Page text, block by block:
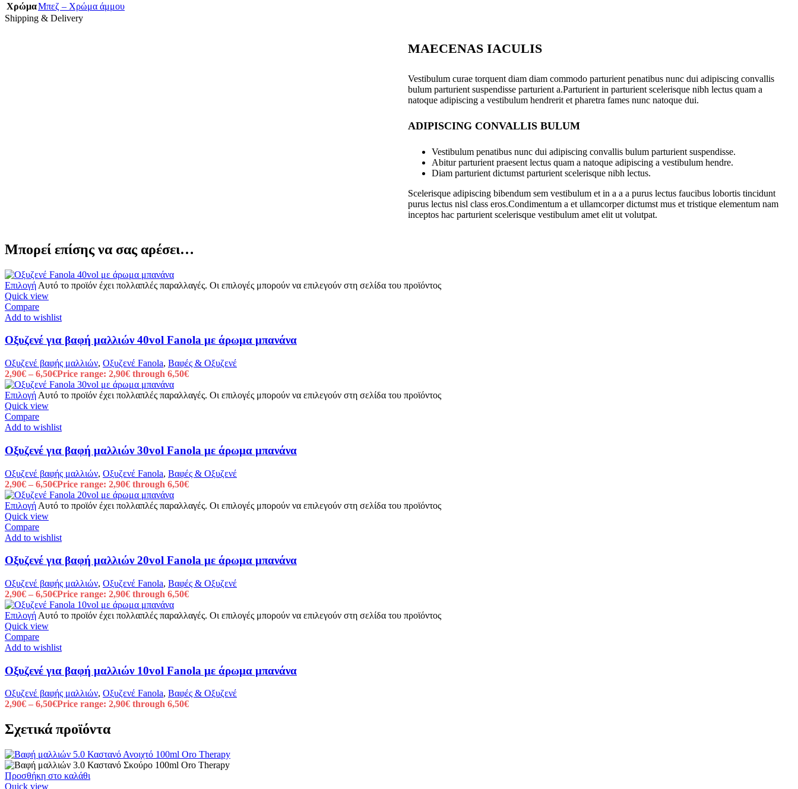
ΧρώμαΜπεζ – Χρώμα άμμου
Shipping & Delivery
MAECENAS IACULIS
Vestibulum curae torquent diam diam commodo parturient penatibus nunc dui adipiscing convallis
bulum parturient suspendisse parturient a.Parturient in parturient scelerisque nibh lectus quam a
natoque adipiscing a vestibulum hendrerit et pharetra fames nunc natoque dui.
ADIPISCING CONVALLIS BULUM
Vestibulum penatibus nunc dui adipiscing convallis bulum parturient suspendisse.
Abitur parturient praesent lectus quam a natoque adipiscing a vestibulum hendre.
Diam parturient dictumst parturient scelerisque nibh lectus.
Scelerisque adipiscing bibendum sem vestibulum et in a a a purus lectus faucibus lobortis tincidunt
purus lectus nisl class eros.Condimentum a et ullamcorper dictumst mus et tristique elementum nam
inceptos hac parturient scelerisque vestibulum amet elit ut volutpat.
Μπορεί επίσης να σας αρέσει…
Επιλογή Αυτό το προϊόν έχει πολλαπλές παραλλαγές. Οι επιλογές μπορούν να επιλεγούν στη σελίδα του προϊόντος
Quick view
Compare
Add to wishlist
Οξυζενέ για βαφή μαλλιών 40vol Fanola με άρωμα μπανάνα
Οξυζενέ βαφής μαλλιών, Οξυζενέ Fanola, Βαφές & Οξυζενέ
2,90€ – 6,50€Price range: 2,90€ through 6,50€
Επιλογή Αυτό το προϊόν έχει πολλαπλές παραλλαγές. Οι επιλογές μπορούν να επιλεγούν στη σελίδα του προϊόντος
Quick view
Compare
Add to wishlist
Οξυζενέ για βαφή μαλλιών 30vol Fanola με άρωμα μπανάνα
Οξυζενέ βαφής μαλλιών, Οξυζενέ Fanola, Βαφές & Οξυζενέ
2,90€ – 6,50€Price range: 2,90€ through 6,50€
Επιλογή Αυτό το προϊόν έχει πολλαπλές παραλλαγές. Οι επιλογές μπορούν να επιλεγούν στη σελίδα του προϊόντος
Quick view
Compare
Add to wishlist
Οξυζενέ για βαφή μαλλιών 20vol Fanola με άρωμα μπανάνα
Οξυζενέ βαφής μαλλιών, Οξυζενέ Fanola, Βαφές & Οξυζενέ
2,90€ – 6,50€Price range: 2,90€ through 6,50€
Επιλογή Αυτό το προϊόν έχει πολλαπλές παραλλαγές. Οι επιλογές μπορούν να επιλεγούν στη σελίδα του προϊόντος
Quick view
Compare
Add to wishlist
Οξυζενέ για βαφή μαλλιών 10vol Fanola με άρωμα μπανάνα
Οξυζενέ βαφής μαλλιών, Οξυζενέ Fanola, Βαφές & Οξυζενέ
2,90€ – 6,50€Price range: 2,90€ through 6,50€
Σχετικά προϊόντα
Προσθήκη στο καλάθι
Quick view